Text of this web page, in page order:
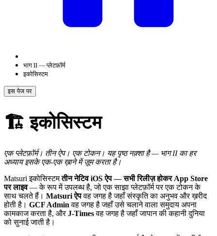
भाग II — प्लेटफ़ॉर्म
इकोसिस्टम
इस पेज पर
🏗️ इकोसिस्टम
एक प्लेटफ़ॉर्म। तीन ऐप। एक टोकन। यह पृष्ठ नक़्शा है — भाग II का हर
अध्याय इसके एक-एक ख़ाने में ज़ूम करता है।
Matsuri इकोसिस्टमतीन नेटिव iOS ऐप — सभी रिलीज़ होकर App Store
पर लाइव— के रूप में उपलब्ध है, जो एक साझा प्लेटफ़ॉर्म पर एक टोकन के
साथ चलते हैं। Matsuri ऐपवह जगह है जहाँ संस्कृति का अनुभव और ख़रीद
होती है। GCF Admin वह जगह है जहाँ उसे चलाने वाला समुदाय अपना
कामकाज करता है, औरJ-Timesवह जगह है जहाँ जापान की कहानी दुनिया
को सुनाई जाती है।